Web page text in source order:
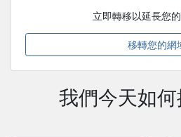
立即轉移以延長您
移轉您的網
我們今天如